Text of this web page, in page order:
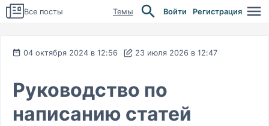
Все посты Темы Войти Регистрация
04 октября 2024 в 12:56 23 июля 2026 в 12:47
Руководство по
написанию статей